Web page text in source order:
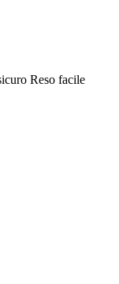
Reso facile